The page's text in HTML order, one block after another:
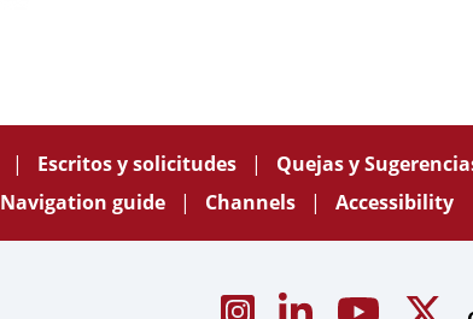
Escritos y solicitudes Quejas y
Navigation guide
Channels Accessibility